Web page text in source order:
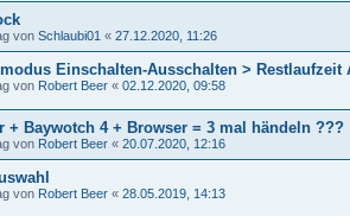
von Schlaubi01 « 27.12.2020, 11:26
Einschalten-Ausschalten > Restlaufzeit
von Robert Beer « 02.12.2020, 09:58
+ Baywotch 4 + Browser = 3 mal händeln ???
von Robert Beer « 20.07.2020, 12:16
von Robert Beer « 28.05.2019, 14:13